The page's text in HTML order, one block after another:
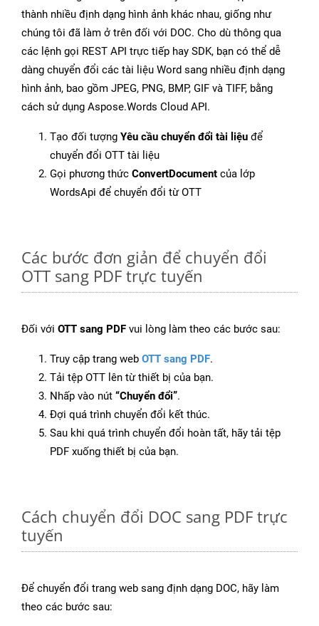
thành nhiều định dạng hình ảnh khác nhau, giống như
chúng tôi đã làm ở trên đối với DOC. Cho dù thông qua
các lệnh gọi REST API trực tiếp hay SDK, bạn có thể dễ
dàng chuyển đổi các tài liệu Word sang nhiều định dạng
hình ảnh, bao gồm JPEG, PNG, BMP, GIF và TIFF, bằng
cách sử dụng Aspose.Words Cloud API.
Tạo đối tượng Yêu cầu chuyển đổi tài liệu để
chuyển đổi OTT tài liệu
Gọi phương thức ConvertDocument của lớp
WordsApi để chuyển đổi từ OTT
Các bước đơn giản để chuyển đổi
OTT sang PDF trực tuyến
Đối với OTT sang PDF vui lòng làm theo các bước sau:
Truy cập trang web OTT sang PDF.
Tải tệp OTT lên từ thiết bị của bạn.
Nhấp vào nút “Chuyển đổi”.
Đợi quá trình chuyển đổi kết thúc.
Sau khi quá trình chuyển đổi hoàn tất, hãy tải tệp
PDF xuống thiết bị của bạn.
Cách chuyển đổi DOC sang PDF trực
tuyến
Để chuyển đổi trang web sang định dạng DOC, hãy làm
theo các bước sau: